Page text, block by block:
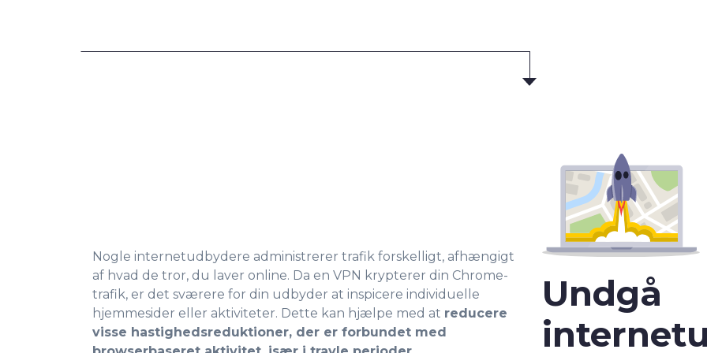
Nogle internetudbydere administrerer trafik forskelligt, afhængigt
af hvad de tror, du laver online. Da en VPN krypterer din Chrome-
trafik, er det sværere for din udbyder at inspicere individuelle
hjemmesider eller aktiviteter. Dette kan hjælpe med at reducere
visse hastighedsreduktioner, der er forbundet med
Undgå